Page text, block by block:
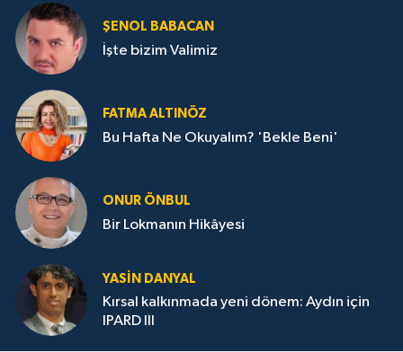
ŞENOL BABACAN
İşte bizim Valimiz
FATMA ALTINÖZ
Bu Hafta Ne Okuyalım? 'Bekle Beni'
ONUR ÖNBUL
Bir Lokmanın Hikâyesi
YASIN DANYAL
Kırsal kalkınmada yeni dönem: Aydın için
IPARD III